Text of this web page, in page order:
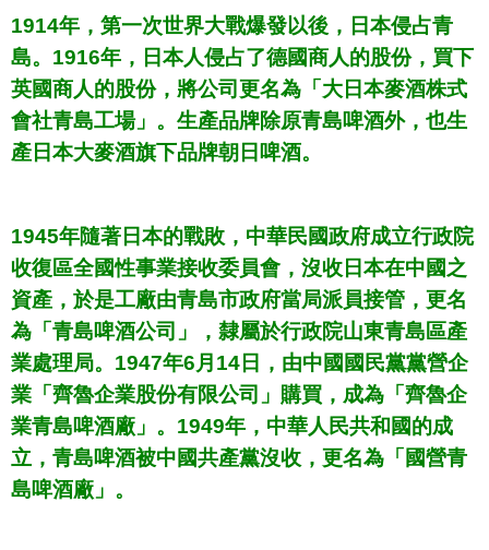
1914年，第一次世界大戰爆發以後，日本侵占青
島。1916年，日本人侵占了德國商人的股份，買下
英國商人的股份，將公司更名為「大日本麥酒株式
會社青島工場」。生產品牌除原青島啤酒外，也生
產日本大麥酒旗下品牌朝日啤酒。
1945年隨著日本的戰敗，中華民國政府成立行政院
收復區全國性事業接收委員會，沒收日本在中國之
資產，於是工廠由青島市政府當局派員接管，更名
為「青島啤酒公司」，隸屬於行政院山東青島區產
業處理局。1947年6月14日，由中國國民黨黨營企
業「齊魯企業股份有限公司」購買，成為「齊魯企
業青島啤酒廠」。1949年，中華人民共和國的成
立，青島啤酒被中國共產黨沒收，更名為「國營青
島啤酒廠」。